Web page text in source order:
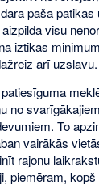
paša patikas
visu
iztikas
arī uzslavu.
no
To
vairākās
rajonu
piemēram,